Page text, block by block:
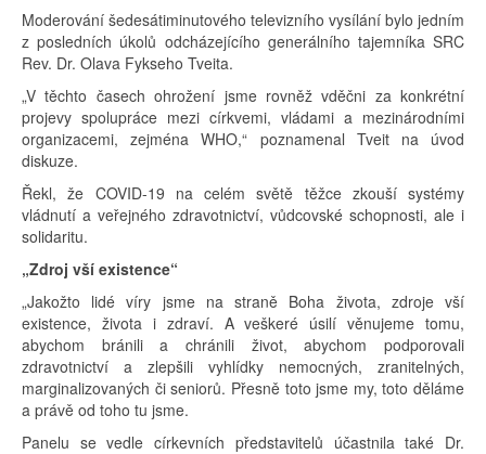
Moderování šedesátiminutového televizního vysílání bylo jedním
z posledních úkolů odcházejícího generálního tajemníka SRC
Rev. Dr. Olava Fykseho Tveita.
„V těchto časech ohrožení jsme rovněž vděčni za konkrétní
projevy spolupráce mezi církvemi, vládami a mezinárodními
organizacemi, zejména WHO,“ poznamenal Tveit na úvod
diskuze.
Řekl, že COVID-19 na celém světě těžce zkouší systémy
vládnutí a veřejného zdravotnictví, vůdcovské schopnosti, ale i
solidaritu.
„Zdroj vší existence“
„Jakožto lidé víry jsme na straně Boha života, zdroje vší
existence, života i zdraví. A veškeré úsilí věnujeme tomu,
abychom bránili a chránili život, abychom podporovali
zdravotnictví a zlepšili vyhlídky nemocných, zranitelných,
marginalizovaných či seniorů. Přesně toto jsme my, toto děláme
a právě od toho tu jsme.
Panelu se vedle církevních představitelů účastnila také Dr.